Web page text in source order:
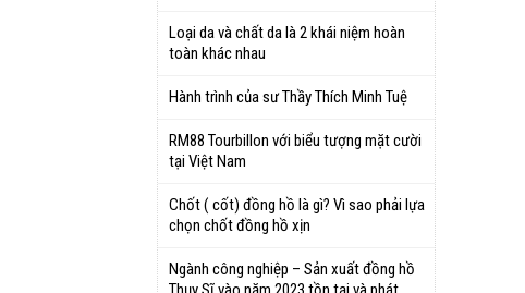
Loại da và chất da là 2 khái niệm hoàn
toàn khác nhau
Hành trình của sư Thầy Thích Minh Tuệ
RM88 Tourbillon với biểu tượng mặt cười
tại Việt Nam
Chốt ( cốt) đồng hồ là gì? Vì sao phải lựa
chọn chốt đồng hồ xịn
Ngành công nghiệp – Sản xuất đồng hồ